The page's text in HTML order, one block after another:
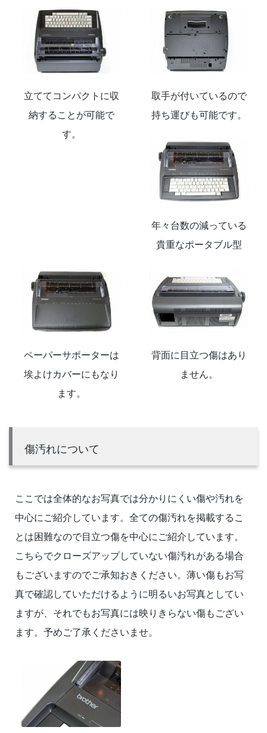
立ててコンパクトに収
納することが可能で
す。
取手が付いているので
持ち運びも可能です。
年々台数の減っている
貴重なポータブル型
ペーパーサポーターは
埃よけカバーにもなり
ます。
背面に目立つ傷はあり
ません。
傷汚れについて
ここでは全体的なお写真では分かりにくい傷や汚れを
中心にご紹介しています。全ての傷汚れを掲載するこ
とは困難なので目立つ傷を中心にご紹介しています。
こちらでクローズアップしていない傷汚れがある場合
もございますのでご承知おきください。薄い傷もお写
真で確認していただけるように明るいお写真としてい
ますが、それでもお写真には映りきらない傷もござい
ます。予めご了承くださいませ。